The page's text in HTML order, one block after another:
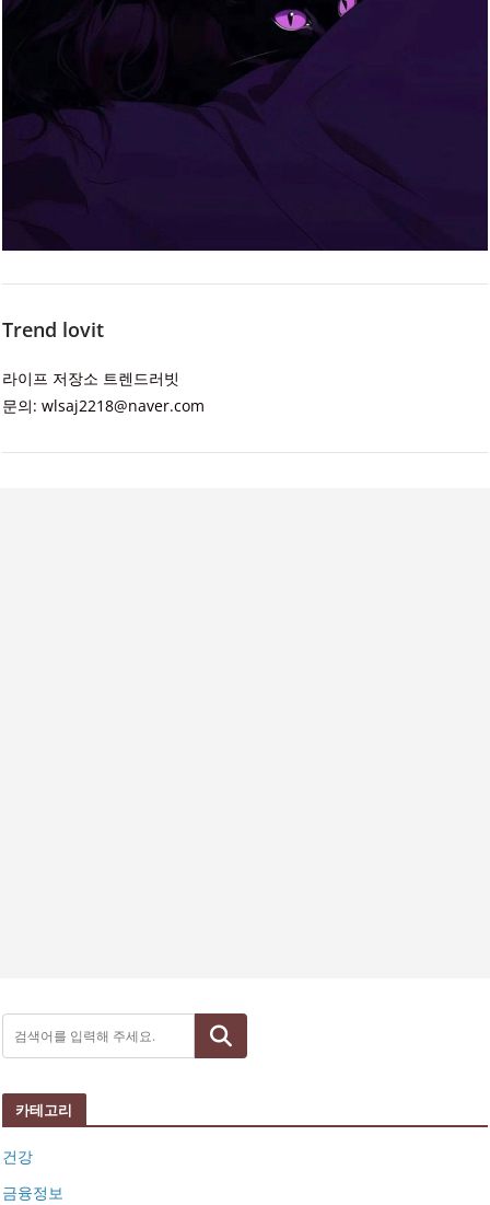
Trend lovit
라이프 저장소 트렌드러빗
문의: wlsaj2218@naver.com
검색
카테고리
건강
금융정보